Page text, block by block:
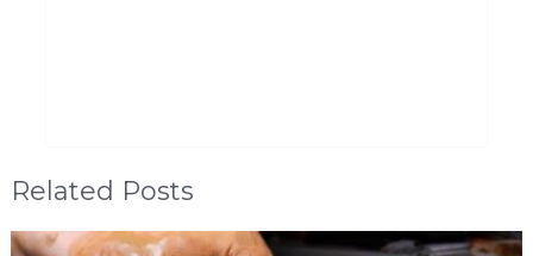
Related Posts